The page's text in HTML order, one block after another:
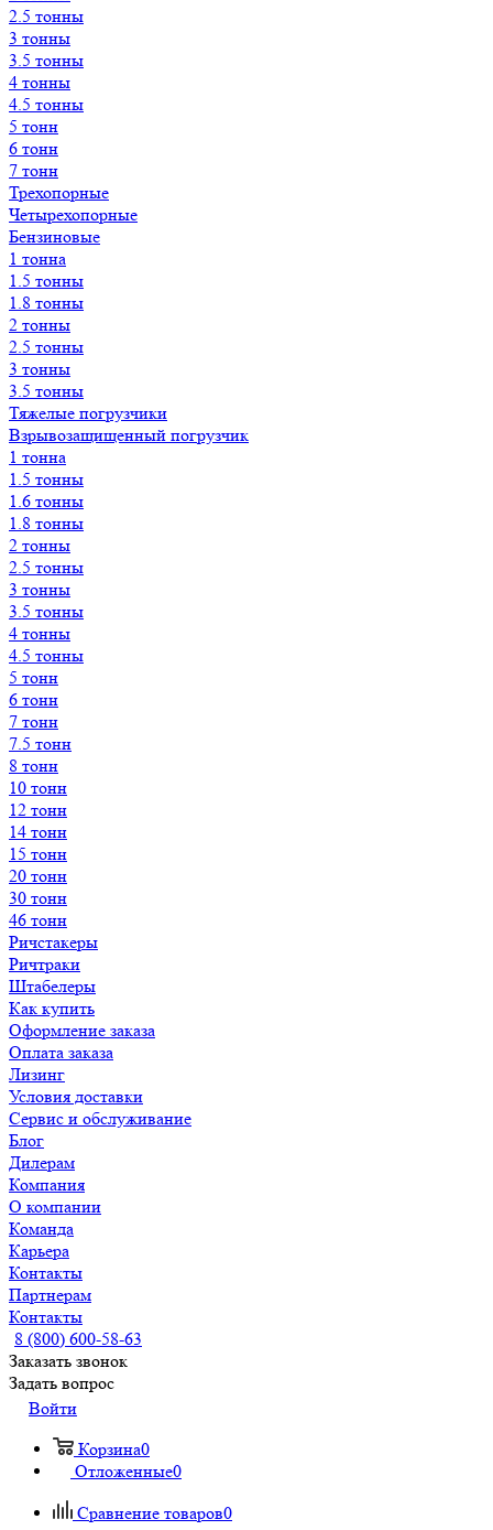
2.5 тонны
3 тонны
3.5 тонны
4 тонны
4.5 тонны
5 тонн
6 тонн
7 тонн
Трехопорные
Четырехопорные
Бензиновые
1 тонна
1.5 тонны
1.8 тонны
2 тонны
2.5 тонны
3 тонны
3.5 тонны
Тяжелые погрузчики
Взрывозащищенный погрузчик
1 тонна
1.5 тонны
1.6 тонны
1.8 тонны
2 тонны
2.5 тонны
3 тонны
3.5 тонны
4 тонны
4.5 тонны
5 тонн
6 тонн
7 тонн
7.5 тонн
8 тонн
10 тонн
12 тонн
14 тонн
15 тонн
20 тонн
30 тонн
46 тонн
Ричстакеры
Ричтраки
Штабелеры
Как купить
Оформление заказа
Оплата заказа
Лизинг
Условия доставки
Сервис и обслуживание
Блог
Дилерам
Компания
О компании
Команда
Карьера
Контакты
Партнерам
Контакты
8 (800) 600-58-63
Заказать звонок
Задать вопрос
Войти
Корзина0
Отложенные0
Сравнение товаров0